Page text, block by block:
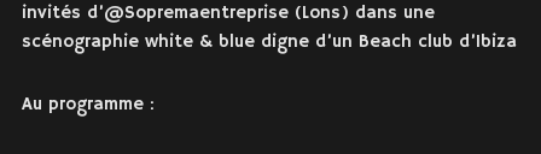
invités d’@Sopremaentreprise (Lons) dans une
scénographie white & blue digne d’un Beach club d’Ibiza
Au programme :